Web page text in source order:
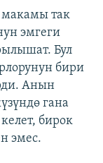
так
эмгеги
Бул
бири
Анын
гана
бирок
эмес.